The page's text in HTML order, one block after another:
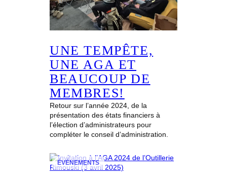
UNE TEMPÊTE,
UNE AGA ET
BEAUCOUP DE
MEMBRES!
Retour sur l’année 2024, de la
présentation des états financiers à
l’élection d’administrateurs pour
compléter le conseil d’administration.
ÉVÉNEMENTS